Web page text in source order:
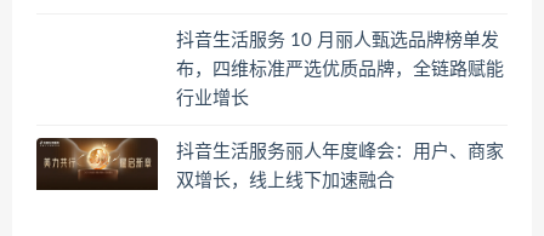
抖音生活服务 10 月丽人甄选品牌榜单发
布，四维标准严选优质品牌，全链路赋能
行业增长
抖音生活服务丽人年度峰会：用户、商家
双增长，线上线下加速融合